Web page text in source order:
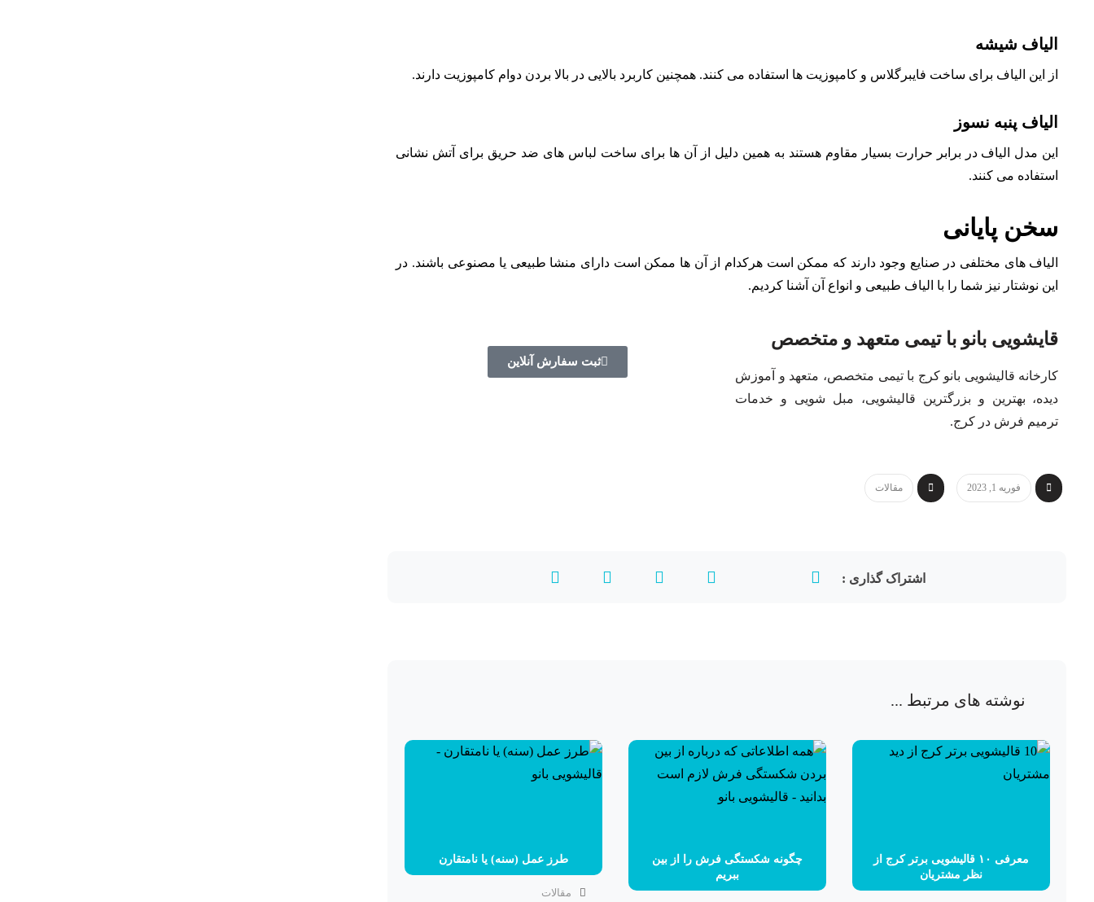
الیاف شیشه
از این الیاف برای ساخت فایبرگلاس و کامپوزیت ها استفاده می کنند. همچنین کاربرد بالایی در بالا بردن دوام کامپوزیت دارند.
الیاف پنبه نسوز
این مدل الیاف در برابر حرارت بسیار مقاوم هستند به همین دلیل از آن ها برای ساخت لباس های ضد حریق برای آتش نشانی
استفاده می کنند.
سخن پایانی
الیاف های مختلفی در صنایع وجود دارند که ممکن است هرکدام از آن ها ممکن است دارای منشا طبیعی یا مصنوعی باشند. در
این نوشتار نیز شما را با الیاف طبیعی و انواع آن آشنا کردیم.
قایشویی بانو با تیمی متعهد و متخصص
کارخانه قالیشویی بانو کرج با تیمی متخصص، متعهد و آموزش
دیده، بهترین و بزرگترین قالیشویی، مبل شویی و خدمات
ترمیم فرش در کرج.
ثبت سفارش آنلاین
فوریه 1, 2023 مقالات
نوشته های مرتبط ...
معرفی ۱۰ قالیشویی برتر کرج از
نظر مشتریان
چگونه شکستگی فرش را از بین
ببریم
طرز عمل (سنه) یا نامتقارن
مقالات